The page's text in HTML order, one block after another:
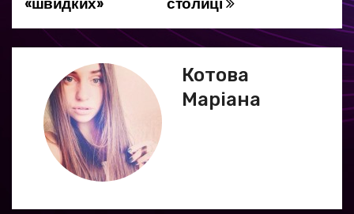
г
Котова
Маріана